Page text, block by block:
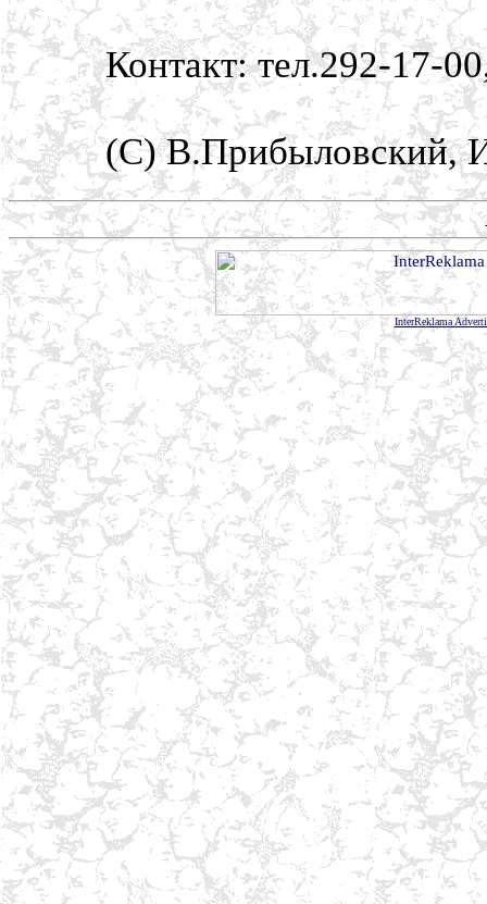
Контакт: тел.292-17-
(C) В.Прибыловский,
InterReklama